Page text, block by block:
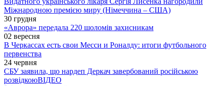
Міжнародною премією миру (Німеччина – США)
30 грудня
«Аврора» передала 220 шоломів захисникам
02 вересня
В Черкассах есть свои Месси и Роналду: итоги футбольного
первенства
24 червня
СБУ заявила, що нардеп Деркач завербований російською
розвідкоюВІДЕО